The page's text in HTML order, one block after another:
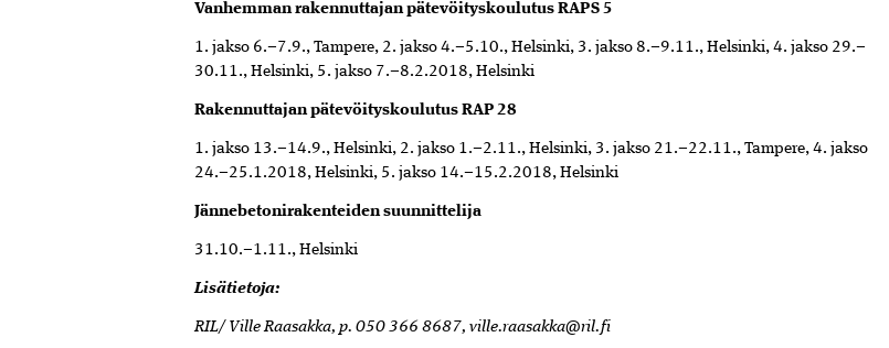
Vanhemman rakennuttajan pätevöityskoulutus RAPS 5
1. jakso 6.–7.9., Tampere, 2. jakso 4.–5.10., Helsinki, 3. jakso 8.–9.11., Helsinki, 4. jakso 29.–
30.11., Helsinki, 5. jakso 7.–8.2.2018, Helsinki
Rakennuttajan pätevöityskoulutus RAP 28
1. jakso 13.–14.9., Helsinki, 2. jakso 1.–2.11., Helsinki, 3. jakso 21.–22.11., Tampere, 4. jakso
24.–25.1.2018, Helsinki, 5. jakso 14.–15.2.2018, Helsinki
Jännebetonirakenteiden suunnittelija
31.10.–1.11., Helsinki
Lisätietoja:
RIL/ Ville Raasakka, p. 050 366 8687, ville.raasakka@ril.fi